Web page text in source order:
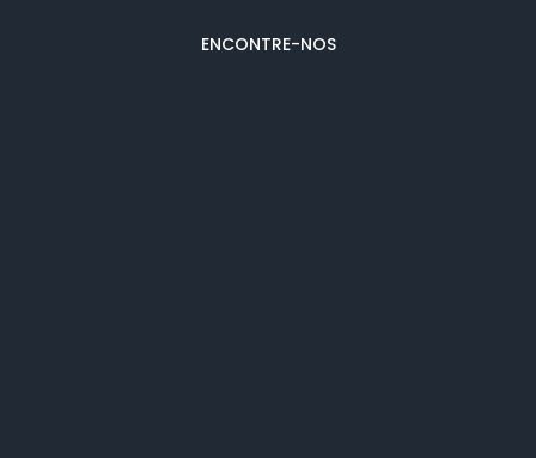
ENCONTRE-NOS